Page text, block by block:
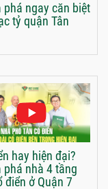
phá ngay căn biệt
tỷ quận Tân
hay hiện đại?
phá nhà 4 tầng
điển ở Quận 7